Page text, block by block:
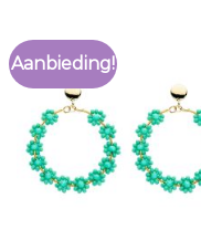
Aanbieding!